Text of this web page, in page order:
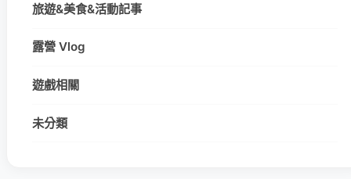
旅遊&美食&活動記事
露營 Vlog
遊戲相關
未分類